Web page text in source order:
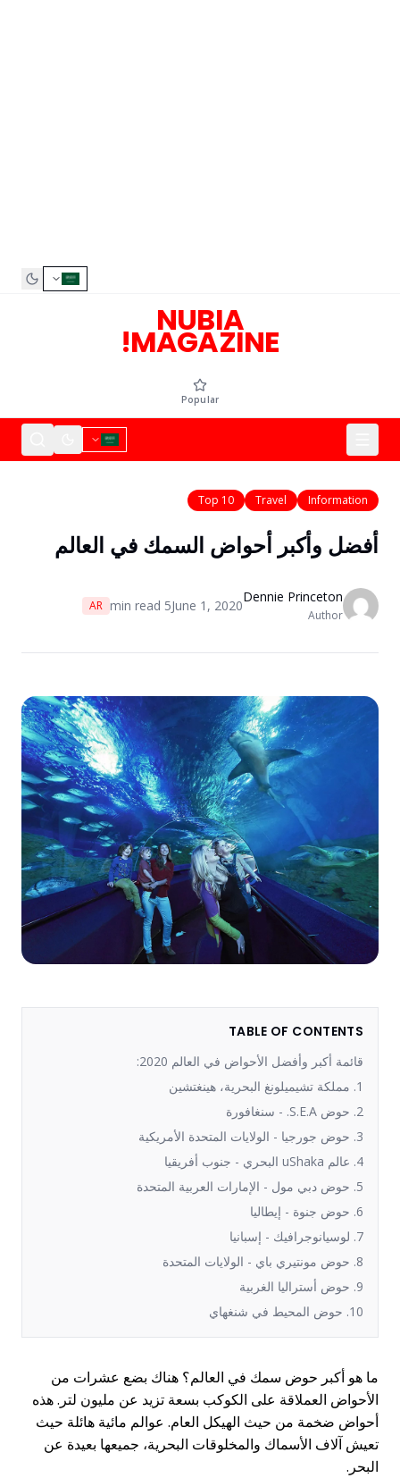
NUBIA
MAGAZINE!
Popular
Information
Travel
Top 10
أفضل وأكبر أحواض السمك في العالم
Dennie Princeton
Author
June 1, 2020
5
AR
TABLE OF CONTENTS
قائمة أكبر وأفضل الأحواض في العالم 2020:
1. مملكة تشيميلونغ البحرية، هينغتشين
2. حوض S.E.A. - سنغافورة
3. حوض جورجيا - الولايات المتحدة الأمريكية
4. عالم uShaka البحري - جنوب أفريقيا
5. حوض دبي مول - الإمارات العربية المتحدة
6. حوض جنوة - إيطاليا
7. لوسيانوجرافيك - إسبانيا
8. حوض مونتيري باي - الولايات المتحدة
9. حوض أستراليا الغربية
10. حوض المحيط في شنغهاي
ما هو أكبر حوض سمك في العالم؟ هناك بضع عشرات من
الأحواض العملاقة على الكوكب بسعة تزيد عن مليون لتر. هذه
أحواض ضخمة من حيث الهيكل العام. عوالم مائية هائلة حيث
تعيش آلاف الأسماك والمخلوقات البحرية، جميعها بعيدة عن
البحر.